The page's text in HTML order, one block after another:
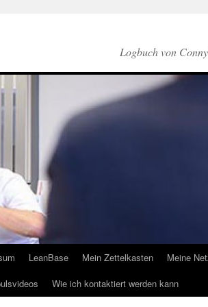
Logbuch von
LeanBase Mein Zettelkasten
Meine
Wie ich kontaktiert werden kann